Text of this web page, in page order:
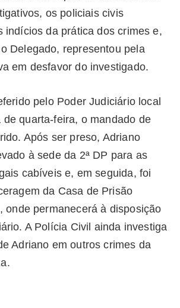
os policiais civis
indícios da prática dos crimes e,
Delegado, representou pela
em desfavor do investigado.
pelo Poder Judiciário local
de quarta-feira, o mandado de
Após ser preso, Adriano
à sede da 2ª DP para as
cabíveis e, em seguida, foi
da Casa de Prisão
onde permanecerá à disposição
A Polícia Civil ainda investiga
Adriano em outros crimes da